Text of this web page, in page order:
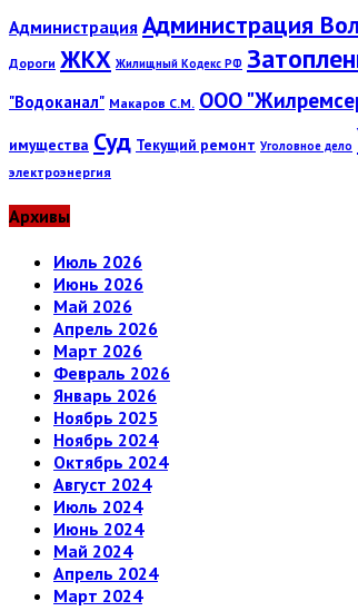
Администрация Администрация
Дороги ЖКХ Жилищный Кодекс РФ
"Водоканал" Макаров С.М. ООО
имущества Суд Текущий ремонт Уголовное дело
электроэнергия
Архивы
Июль 2026
Июнь 2026
Май 2026
Апрель 2026
Март 2026
Февраль 2026
Январь 2026
Ноябрь 2025
Ноябрь 2024
Октябрь 2024
Август 2024
Июль 2024
Июнь 2024
Май 2024
Апрель 2024
Март 2024